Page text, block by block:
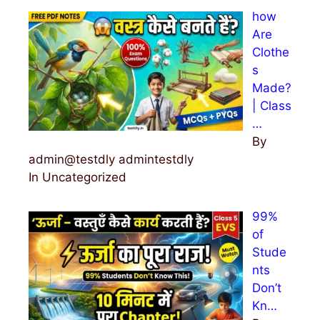
how
Are
Clothe
s
Made?
| Class
…
By
admin@testdly admintestdly
In Uncategorized
99%
of
Stude
nts
Don’t
Kn…